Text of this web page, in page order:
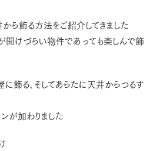
から飾る方法をご紹介してきました
けづらい物件であっても楽しんで飾
に飾る、そしてあらたに天井からつるす
が加わりました